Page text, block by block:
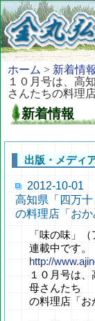
ホーム > 新着情報
１０月号は、高
さんたちの料理
新着情報
出版・メディ
2012-10-01
高知県「四万
の料理店「お
「味の味」
連載中です。
http://
１０月号は、
母さんたち
の料理店「お